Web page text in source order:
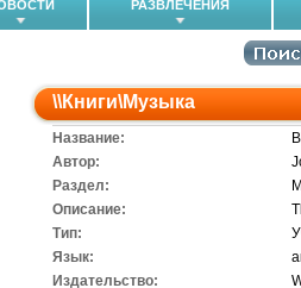
РАЗВЛЕЧЕНИЯ
\\Книги\Музыка
Название:
Автор:
Раздел:
Описание:
Тип:
Язык:
Издательство: